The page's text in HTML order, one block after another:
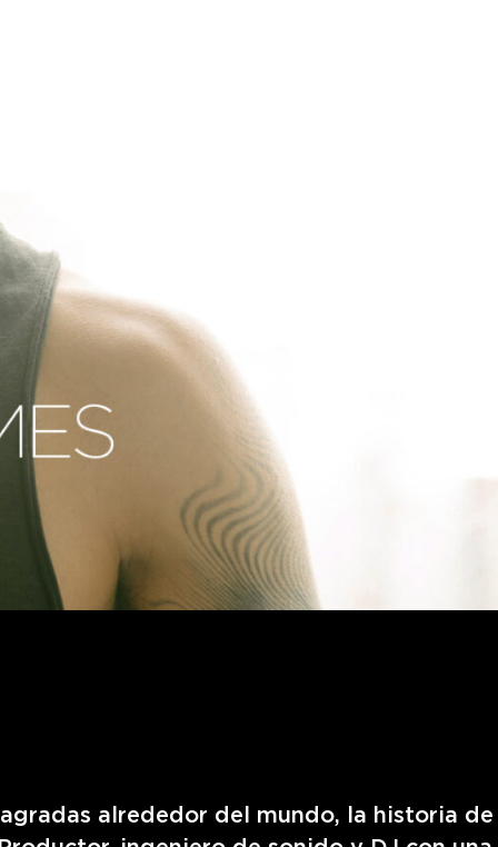
alrededor del mundo, la historia de